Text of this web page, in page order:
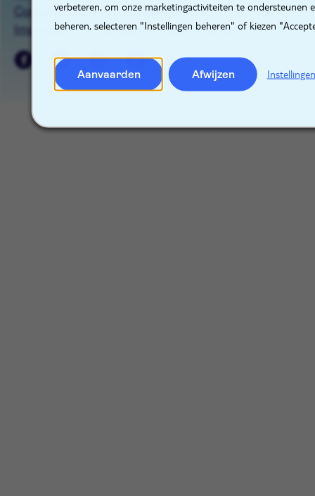
verbeteren, om onze marketingactiviteiten te
beheren, selecteren "Instellingen beheren" of kiezen
Aanvaarden Afwijzen
Cookieverklaring
Cookiebeheer
Sitemap
Impressum
Contact Raise a concern